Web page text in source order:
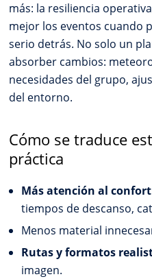
más: la resiliencia
mejor los eventos cuando
serio detrás. No solo un
absorber cambios:
necesidades del grupo,
del entorno.
Cómo se traduce
práctica
Más atención al confort
tiempos de descanso,
Menos material
Rutas y formatos
imagen.